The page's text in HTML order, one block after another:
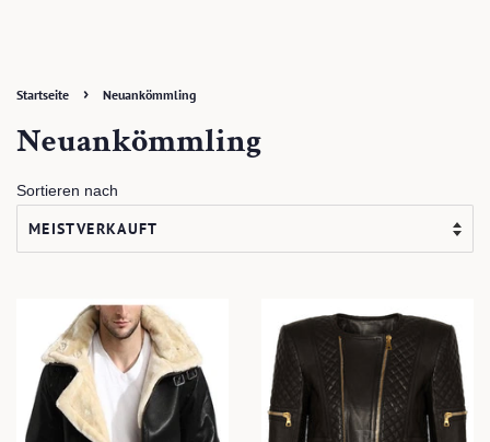
Startseite › Neuankömmling
Neuankömmling
Sortieren nach